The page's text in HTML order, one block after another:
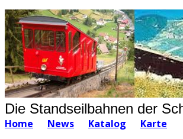
Die Standseilbahnen der
Home News Katalog
Karte